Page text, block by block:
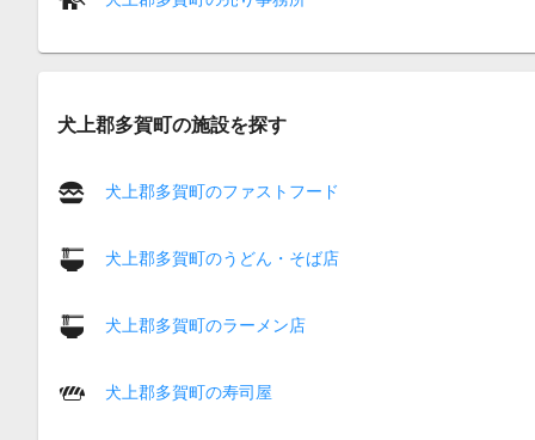
犬上郡多賀町の施設を探す
犬上郡多賀町のファストフード
犬上郡多賀町のうどん・そば店
犬上郡多賀町のラーメン店
犬上郡多賀町の寿司屋